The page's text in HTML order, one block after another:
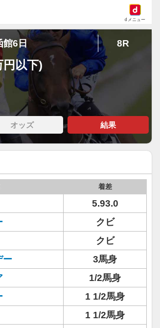
dメニュー
6日 8R
以下)
オッズ 結果
着差
5.93.0
クビ
クビ
ー
3馬身
1/2馬身
1 1/2馬身
1 1/2馬身